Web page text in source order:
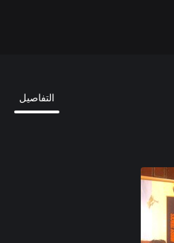
التفاصيل